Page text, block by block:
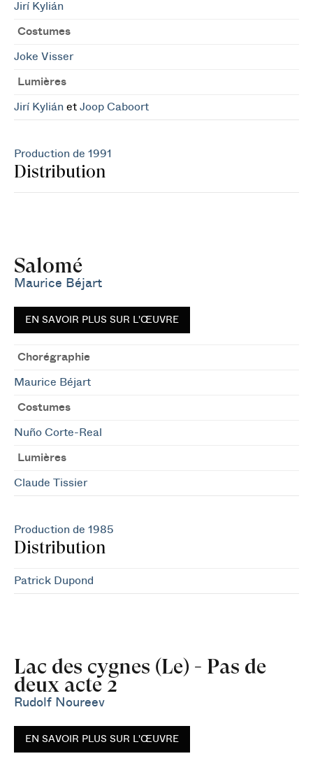
Jirí Kylián
Costumes
Joke Visser
Lumières
Jirí Kylián et Joop Caboort
Production de 1991
Distribution
Salomé
Maurice Béjart
EN SAVOIR PLUS SUR L'ŒUVRE
Chorégraphie
Maurice Béjart
Costumes
Nuño Corte-Real
Lumières
Claude Tissier
Production de 1985
Distribution
Patrick Dupond
Lac des cygnes (Le) - Pas de
deux acte 2
Rudolf Noureev
EN SAVOIR PLUS SUR L'ŒUVRE